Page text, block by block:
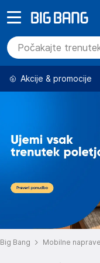
Akcije & promocije
Big Bang Mobilne